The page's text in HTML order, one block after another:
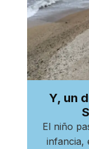
Y, un
El niño
infancia,